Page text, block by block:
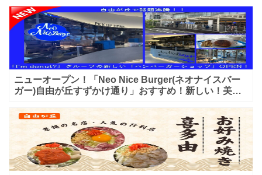
ニューオープン！「Neo Nice Burger(ネオナイスバー
ガー)自由が丘すずかけ通り」おすすめ！新しい！美味